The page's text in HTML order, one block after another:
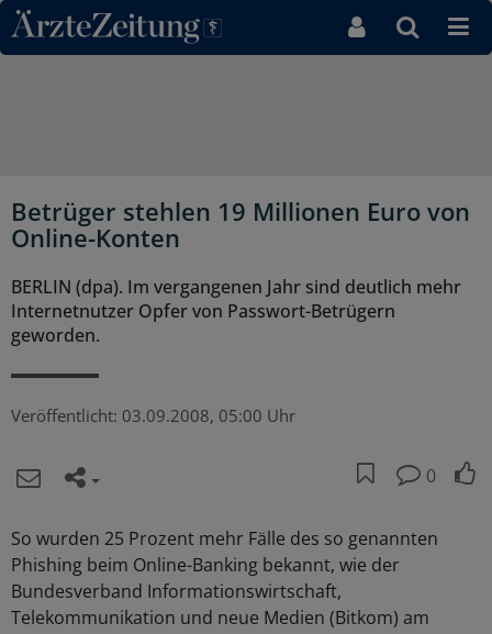
Direkt zum Inhaltsbereich
Betrüger stehlen 19 Millionen Euro von
Online-Konten
BERLIN (dpa). Im vergangenen Jahr sind deutlich mehr
Internetnutzer Opfer von Passwort-Betrügern
geworden.
Veröffentlicht: 03.09.2008, 05:00 Uhr
0
So wurden 25 Prozent mehr Fälle des so genannten
Phishing beim Online-Banking bekannt, wie der
Bundesverband Informationswirtschaft,
Telekommunikation und neue Medien (Bitkom) am